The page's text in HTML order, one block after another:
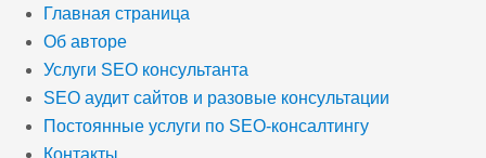
Главная страница
Об авторе
Услуги SEO консультанта
SEO аудит сайтов и разовые консультации
Постоянные услуги по SEO-консалтингу
Контакты